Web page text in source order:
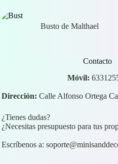
Busto de Malthael
Contacto
Móvil:
Dirección: Calle Alfonso Ortega
¿Tienes dudas?
¿Necesitas presupuesto para tus
Escríbenos a: